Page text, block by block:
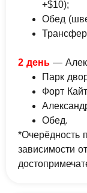
+$10);
Обед
2 день —
Парк
Форт
Обед.
*Очерёдность
зависимости